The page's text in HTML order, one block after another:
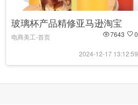
玻璃杯产品精修亚马逊淘宝
7643 0
电商美工-首页
2024-12-17 13:12:59